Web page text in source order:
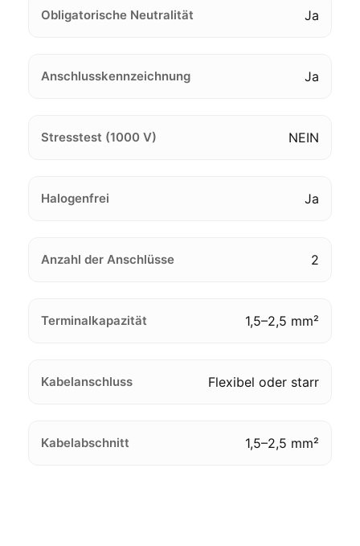
Obligatorische Neutralität Ja
Anschlusskennzeichnung Ja
Stresstest (1000 V) NEIN
Halogenfrei Ja
Anzahl der Anschlüsse 2
Terminalkapazität 1,5–2,5 mm²
Kabelanschluss Flexibel oder starr
Kabelabschnitt 1,5–2,5 mm²